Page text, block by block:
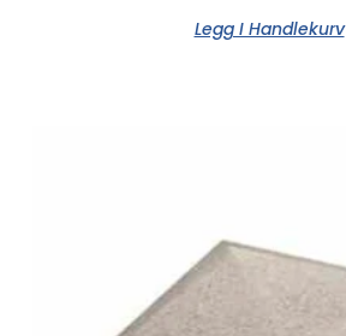
Legg I Handlekurv